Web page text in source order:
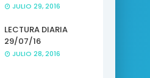
JULIO 29, 2016
LECTURA DIARIA
29/07/16
JULIO 28, 2016